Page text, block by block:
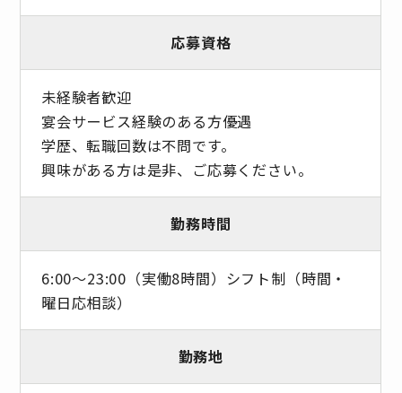
応募資格
未経験者歓迎
宴会サービス経験のある方優遇
学歴、転職回数は不問です。
興味がある方は是非、ご応募ください。
勤務時間
6:00～23:00（実働8時間）シフト制（時間・
曜日応相談）
勤務地